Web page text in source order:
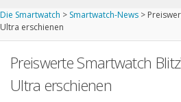
Startseite
Kommende Smartwatches
Die Smartwatch > Smartwatch-News >
Ultra erschienen
Preiswerte Smartwatch
Ultra erschienen